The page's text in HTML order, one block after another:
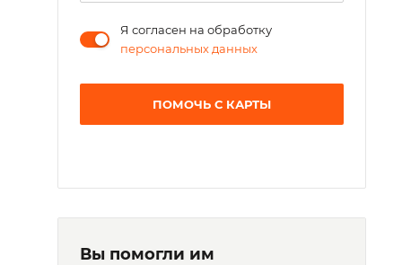
Я согласен на обработку
персональных данных
ПОМОЧЬ С КАРТЫ
Вы помогли им